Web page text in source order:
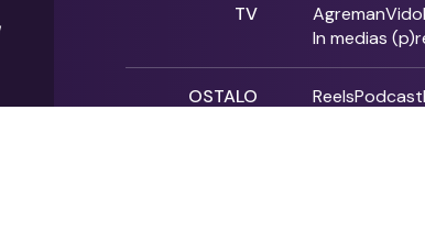
TV Agreman
In medias
OSTALO ReelsPodcast